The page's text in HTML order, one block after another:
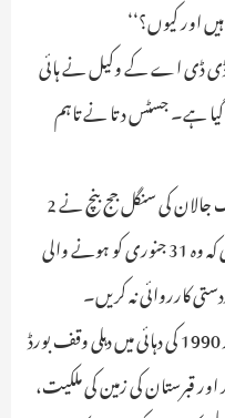
اور کیوں؟‘‘
ڈی اے کے وکیل نے ہائی
ہے۔ جسٹس دتا نے تاہم
اس سے قبل 2 نومبر 2023 کو جسٹس پرتیک جالان کی سنگل جج بنچ نے 2
نومبر کو ڈی ڈی اے حکام کو ہدایت کی تھی کہ وہ 31 جنوری کو ہونے والی
کارروائی نہ کریں۔
1970 میں دہلی انتظامیہ کے نوٹیفیکیشن اور 1990 کی دہائی میں دہلی وقف بورڈ
قبرستان کی زمین کی ملکیت،